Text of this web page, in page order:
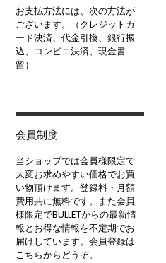
お支払方法には、次の方法が
ございます。（クレジットカ
ード決済、代金引換、銀行振
込、コンビニ決済、現金書
留）
会員制度
当ショップでは会員様限定で
大変お求めやすい価格でお買
い物頂けます。登録料・月額
費用共に無料です。また会員
様限定でBULLETからの最新情
報とお得な情報を不定期でお
届けしています。会員登録は
こちらからどうぞ。